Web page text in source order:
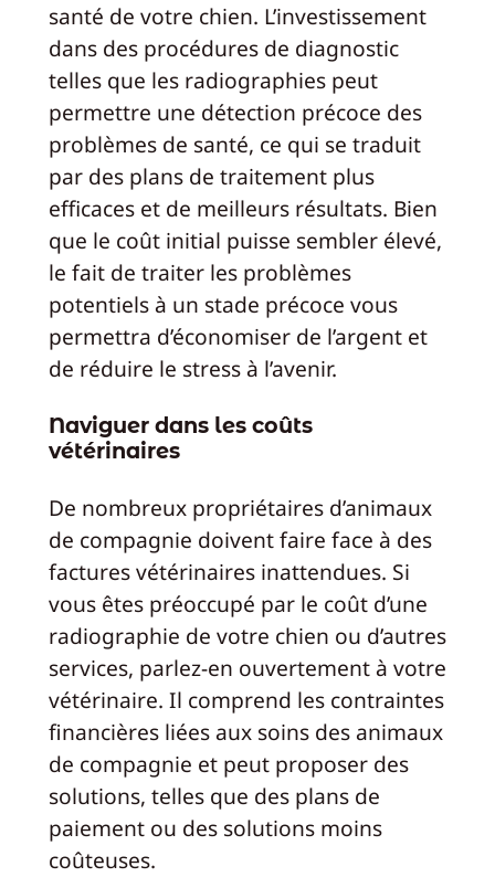
santé de votre chien. L’investissement
dans des procédures de diagnostic
telles que les radiographies peut
permettre une détection précoce des
problèmes de santé, ce qui se traduit
par des plans de traitement plus
efficaces et de meilleurs résultats. Bien
que le coût initial puisse sembler élevé,
le fait de traiter les problèmes
potentiels à un stade précoce vous
permettra d’économiser de l’argent et
de réduire le stress à l’avenir.
Naviguer dans les coûts
vétérinaires
De nombreux propriétaires d’animaux
de compagnie doivent faire face à des
factures vétérinaires inattendues. Si
vous êtes préoccupé par le coût d’une
radiographie de votre chien ou d’autres
services, parlez-en ouvertement à votre
vétérinaire. Il comprend les contraintes
financières liées aux soins des animaux
de compagnie et peut proposer des
solutions, telles que des plans de
paiement ou des solutions moins
coûteuses.